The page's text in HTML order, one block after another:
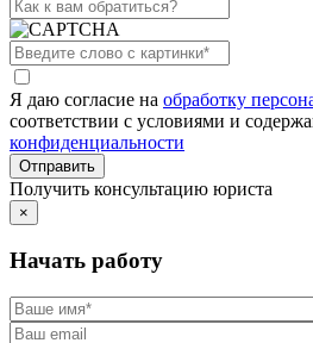
Я даю согласие на обработку
соответствии с условиями и
конфиденциальности
Получить консультацию юриста
×
Начать работу